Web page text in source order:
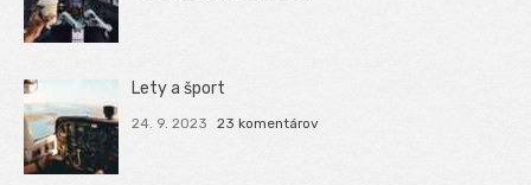
Lety a šport
24. 9. 2023 23 komentárov